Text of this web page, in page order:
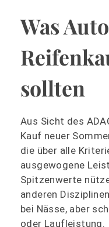
Was
sollten
Aus Sicht des
Kauf neuer
die über alle
ausgewogene
Spitzenwerte
anderen
bei Nässe, aber
oder Laufleistung.